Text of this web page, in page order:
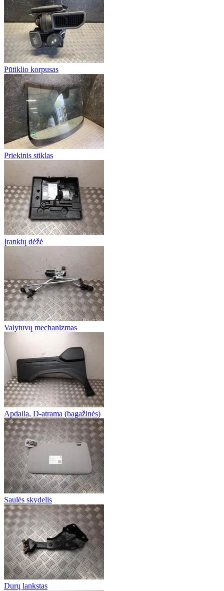
Pūtiklio korpusas
Priekinis stiklas
Įrankių dėžė
Valytuvų mechanizmas
Apdaila, D-atrama (bagažinės)
Saulės skydelis
Durų lankstas